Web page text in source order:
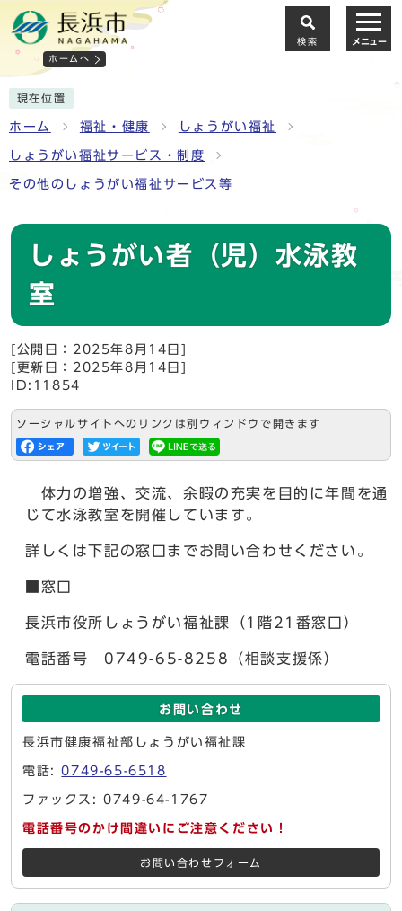
ホームへ
検索 メニュー
現在位置
ホーム 福祉・健康 しょうがい福祉
しょうがい福祉サービス・制度
その他のしょうがい福祉サービス等
しょうがい者（児）水泳教
室
[公開日：2025年8月14日]
[更新日：2025年8月14日]
ID:11854
ソーシャルサイトへのリンクは別ウィンドウで開きます
体力の増強、交流、余暇の充実を目的に年間を通
じて水泳教室を開催しています。
詳しくは下記の窓口までお問い合わせください。
■窓口
長浜市役所しょうがい福祉課（1階21番窓口）
電話番号 0749-65-8258（相談支援係）
お問い合わせ
長浜市健康福祉部しょうがい福祉課
電話:0749-65-6518
ファックス: 0749-64-1767
電話番号のかけ間違いにご注意ください！
お問い合わせフォーム